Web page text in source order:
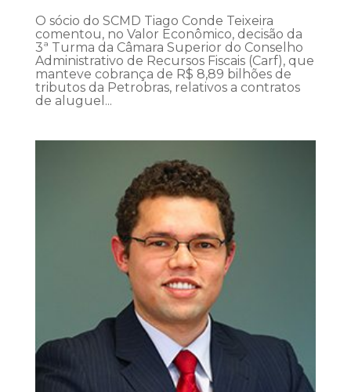
O sócio do SCMD Tiago Conde Teixeira
comentou, no Valor Econômico, decisão da
3ª Turma da Câmara Superior do Conselho
Administrativo de Recursos Fiscais (Carf), que
manteve cobrança de R$ 8,89 bilhões de
tributos da Petrobras, relativos a contratos
de aluguel...